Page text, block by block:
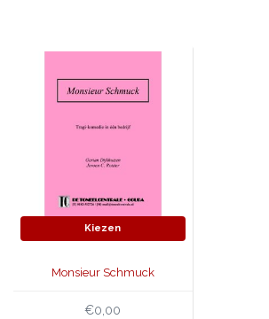
JEUGDTONEEL
THEATERBOEKEN
SKETCHES
Kiezen
Monsieur Schmuck
€0,00